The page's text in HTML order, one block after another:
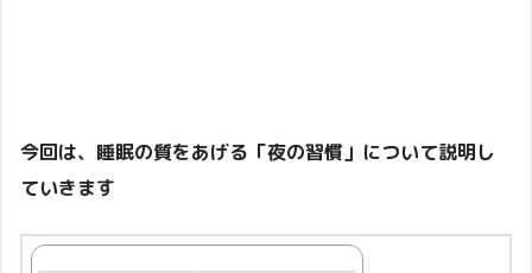
今回は、睡眠の質をあげる「夜の習慣」について説明し
ていきます